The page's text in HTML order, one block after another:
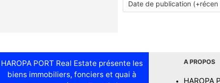
HAROPA PORT Real Estate présente les
biens immobiliers, fonciers et quai à
A PROPOS
HAROPA